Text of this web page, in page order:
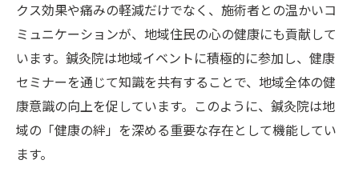
クス効果や痛みの軽減だけでなく、施術者との温かいコ
ミュニケーションが、地域住民の心の健康にも貢献して
います。鍼灸院は地域イベントに積極的に参加し、健康
セミナーを通じて知識を共有することで、地域全体の健
康意識の向上を促しています。このように、鍼灸院は地
域の「健康の絆」を深める重要な存在として機能してい
ます。